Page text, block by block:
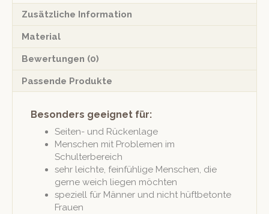
Zusätzliche Information
Material
Bewertungen (0)
Passende Produkte
Besonders geeignet für:
Seit­en- und Rückenlage
Men­schen mit Prob­le­men im
Schulterbereich
sehr leichte, fein­füh­lige Men­schen, die
gerne weich liegen möchten
speziell für Män­ner und nicht hüft­be­tonte
Frauen